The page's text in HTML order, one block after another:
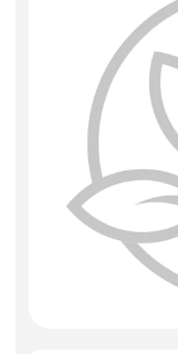
Искусственные цветы и
Декоративные вазы,